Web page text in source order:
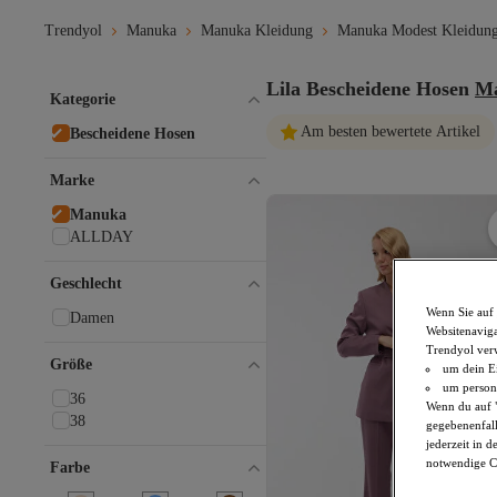
Trendyol Manuka Manuka Kleidung Manuka Modest
Lila Bescheidene Hosen
Am besten bewertete Artikel
Kategorie
Bescheidene Hosen
Marke
Manuka
ALLDAY
Geschlecht
Damen
Größe
36
38
Farbe
Wenn Sie
Trendyol
um dein
um
Wenn du auf
jederzeit in
notwendige